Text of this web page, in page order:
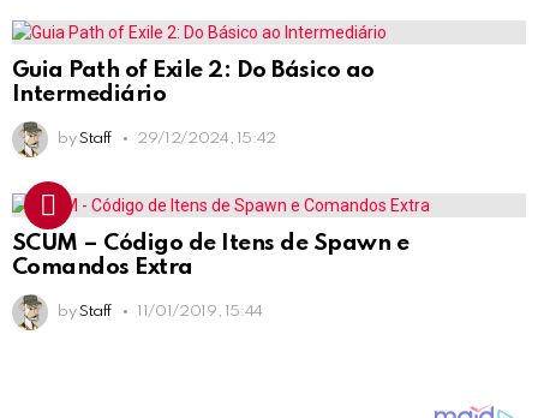
Guia Path of Exile 2: Do Básico ao
Intermediário
by Staff 29/12/2024, 15:42
SCUM – Código de Itens de Spawn e
Comandos Extra
by Staff 11/01/2019, 15:44